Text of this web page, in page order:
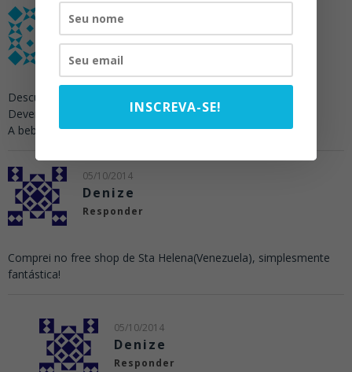
17/08/2014
Joelson
Desculpe as pessoas q não gostaram da bebida
Devem ter o paladar bem estragado
A bebida é ótima … Maravilhosa
05/10/2014
Denize
Responder
Comprei no free shop de Sta Helena(Venezuela), simplesmente
fantástica!
05/10/2014
Denize
Responder
INSCREVA-SE!